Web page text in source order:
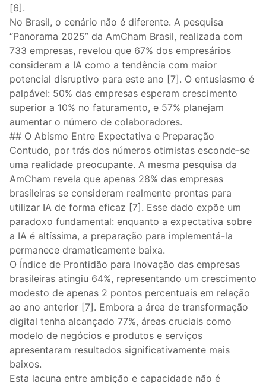
[6].
No Brasil, o cenário não é diferente. A pesquisa
“Panorama 2025” da AmCham Brasil, realizada com
733 empresas, revelou que 67% dos empresários
consideram a IA como a tendência com maior
potencial disruptivo para este ano [7]. O entusiasmo é
palpável: 50% das empresas esperam crescimento
superior a 10% no faturamento, e 57% planejam
aumentar o número de colaboradores.
## O Abismo Entre Expectativa e Preparação
Contudo, por trás dos números otimistas esconde-se
uma realidade preocupante. A mesma pesquisa da
AmCham revela que apenas 28% das empresas
brasileiras se consideram realmente prontas para
utilizar IA de forma eficaz [7]. Esse dado expõe um
paradoxo fundamental: enquanto a expectativa sobre
a IA é altíssima, a preparação para implementá-la
permanece dramaticamente baixa.
O Índice de Prontidão para Inovação das empresas
brasileiras atingiu 64%, representando um crescimento
modesto de apenas 2 pontos percentuais em relação
ao ano anterior [7]. Embora a área de transformação
digital tenha alcançado 77%, áreas cruciais como
modelo de negócios e produtos e serviços
apresentaram resultados significativamente mais
baixos.
Esta lacuna entre ambição e capacidade não é